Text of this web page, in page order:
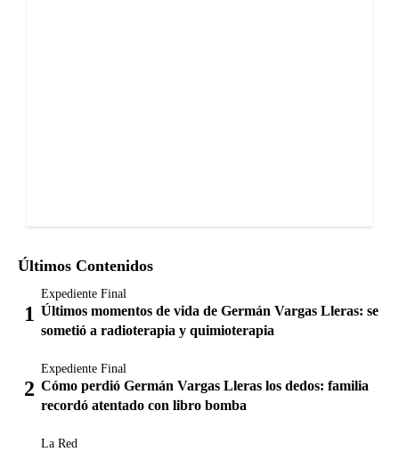
Últimos Contenidos
Expediente Final
Últimos momentos de vida de Germán Vargas Lleras: se
sometió a radioterapia y quimioterapia
Expediente Final
Cómo perdió Germán Vargas Lleras los dedos: familia
recordó atentado con libro bomba
La Red